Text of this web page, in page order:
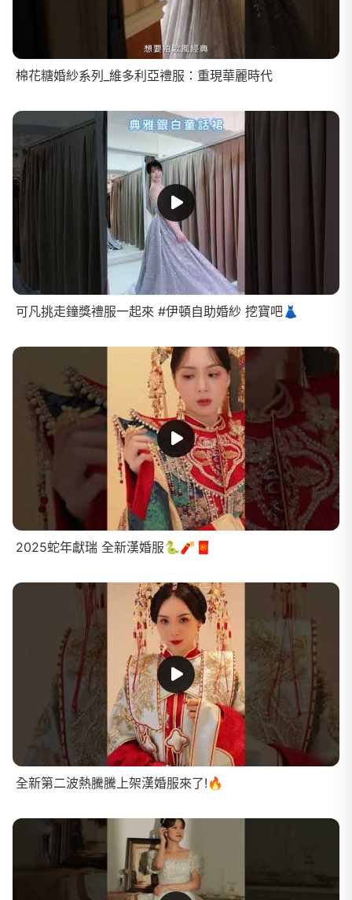
棉花糖婚紗系列_維多利亞禮服：重現華麗時代
可凡挑走鐘獎禮服一起來 #伊頓自助婚紗 挖寶吧👗
2025蛇年獻瑞 全新漢婚服🐍🧨🧧
全新第二波熱騰騰上架漢婚服來了!🔥